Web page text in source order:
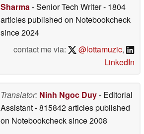
Sharma- Senior Tech Writer- 1804
articles published on Notebookcheck
since 2024
contact me via:
@lottamuzic,
LinkedIn
Translator: Ninh Ngoc Duy- Editorial
Assistant- 815842 articles published
on Notebookchecksince 2008